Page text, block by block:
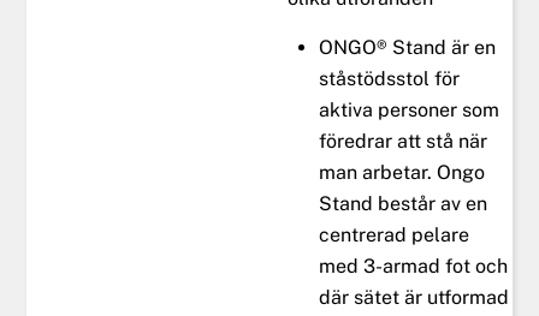
ONGO® Stand är en
ståstödsstol för
aktiva personer som
föredrar att stå när
man arbetar. Ongo
Stand består av en
centrerad pelare
med 3-armad fot och
där sätet är utformad